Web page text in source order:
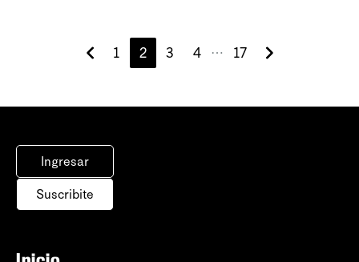
1 2 3 4 ⋯ 17
Ingresar
Suscribite